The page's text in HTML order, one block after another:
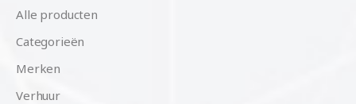
Alle producten
Categorieën
Merken
Verhuur